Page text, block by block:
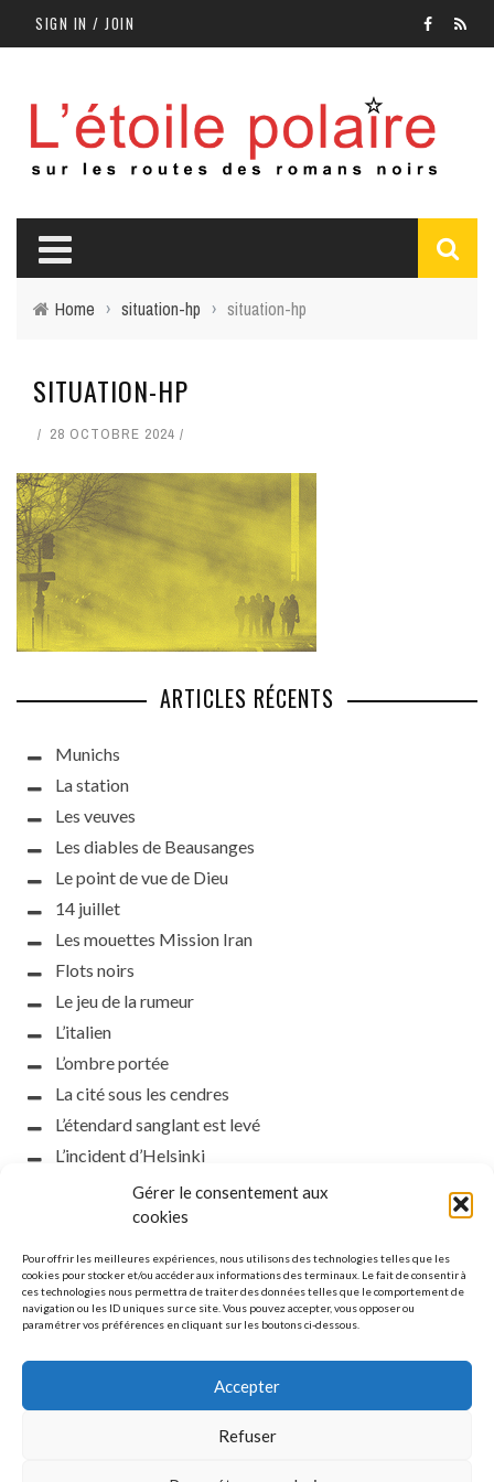
Gérer le consentement aux
cookies
Pour offrir les meilleures expériences, nous utilisons des technologies telles que les
cookies pour stocker et/ou accéder aux informations des terminaux. Le fait de consentir à
ces technologies nous permettra de traiter des données telles que le comportement de
navigation ou les ID uniques sur ce site. Vous pouvez accepter, vous opposer ou
paramétrer vos préférences en cliquant sur les boutons ci-dessous.
Accepter
Refuser
SIGN IN / JOIN
Home › situation-hp › situation-hp
SITUATION-HP
28 OCTOBRE 2024
ARTICLES RÉCENTS
Munichs
La station
Les veuves
Les diables de Beausanges
Le point de vue de Dieu
14 juillet
Les mouettes Mission Iran
Flots noirs
Le jeu de la rumeur
L’italien
L’ombre portée
La cité sous les cendres
L’étendard sanglant est levé
L’incident d’Helsinki
la petite fasciste
Toutes les nuances de la nuit
Que s’obscurcissent le soleil et la lumière
Le silence